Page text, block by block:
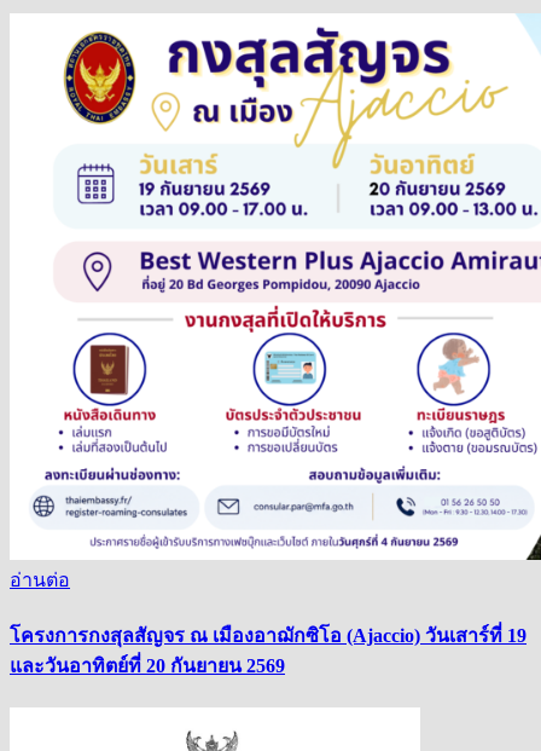
อ่านต่อ
โครงการกงสุลสัญจร ณ เมืองอาฌักซิโอ (Ajaccio) วันเสาร์ที่ 19
และวันอาทิตย์ที่ 20 กันยายน 2569